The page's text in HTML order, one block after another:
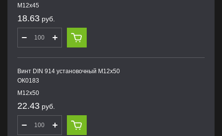
М12х45
18.63 руб.
Винт DIN 914 установочный М12х50
ОК0183
М12х50
22.43 руб.